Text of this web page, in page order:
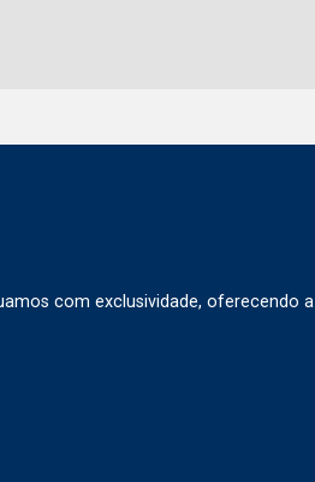
com exclusividade, oferecendo a